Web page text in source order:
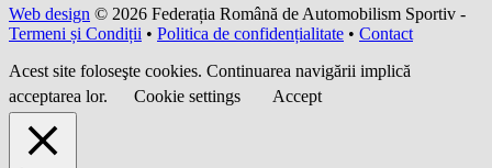
Web design © 2026 Federația Română de Automobilism Sportiv -
Termeni și Condiții • Politica de confidențialitate • Contact
Acest site foloseşte cookies. Continuarea navigării implică
acceptarea lor.
Cookie settings Accept